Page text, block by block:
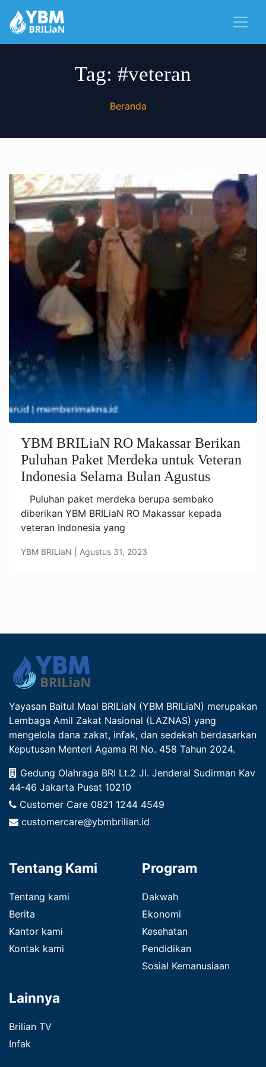
Tag: #veteran
Beranda
YBM BRILiaN RO Makassar Berikan
Puluhan Paket Merdeka untuk Veteran
Indonesia Selama Bulan Agustus
Puluhan paket merdeka berupa sembako
diberikan YBM BRILiaN RO Makassar kepada
veteran Indonesia yang
YBM BRILiaN | Agustus 31, 2023
Yayasan Baitul Maal BRILiaN (YBM BRILiaN) merupakan
Lembaga Amil Zakat Nasional (LAZNAS) yang
mengelola dana zakat, infak, dan sedekah berdasarkan
Keputusan Menteri Agama RI No. 458 Tahun 2024.
Gedung Olahraga BRI Lt.2 Jl. Jenderal Sudirman Kav
44-46 Jakarta Pusat 10210
Customer Care 0821 1244 4549
customercare@ybmbrilian.id
Tentang Kami
Tentang kami
Berita
Kantor kami
Kontak kami
Program
Dakwah
Ekonomi
Kesehatan
Pendidikan
Sosial Kemanusiaan
Lainnya
Brilian TV
Infak